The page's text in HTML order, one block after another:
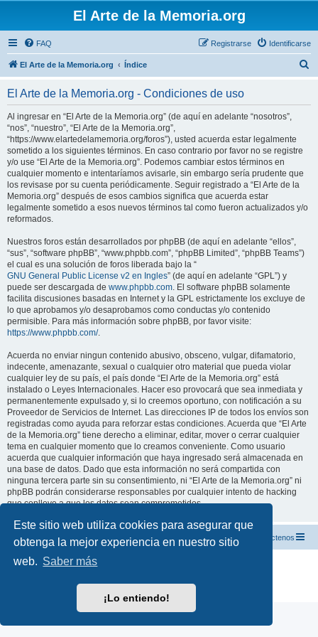
Este sitio web utiliza cookies para asegurar que
obtenga la mejor experiencia en nuestro sitio
web. Saber más
¡Lo entiendo!
El Arte de la Memoria.org
FAQ Identificarse
Registrarse
El Arte de la Memoria.org Índice
El Arte de la Memoria.org - Condiciones de uso
Al ingresar en “El Arte de la Memoria.org” (de aquí en adelante “nosotros”,
“nos”, “nuestro”, “El Arte de la Memoria.org”,
“https://www.elartedelamemoria.org/foros”), usted acuerda estar legalmente
sometido a los siguientes términos. En caso contrario por favor no se registre
y/o use “El Arte de la Memoria.org”. Podemos cambiar estos términos en
cualquier momento e intentaríamos avisarle, sin embargo sería prudente que
los revisase por su cuenta periódicamente. Seguir registrado a “El Arte de la
Memoria.org” después de esos cambios significa que acuerda estar
legalmente sometido a esos nuevos términos tal como fueron actualizados y/o
reformados.
Nuestros foros están desarrollados por phpBB (de aquí en adelante “ellos”,
“sus”, “software phpBB”, “www.phpbb.com”, “phpBB Limited”, “phpBB Teams”)
el cual es una solución de foros liberada bajo la “
GNU General Public License v2 en Ingles” (de aquí en adelante “GPL”) y
puede ser descargada de www.phpbb.com. El software phpBB solamente
facilita discusiones basadas en Internet y la GPL estrictamente los excluye de
lo que aprobamos y/o desaprobamos como conductas y/o contenido
permisible. Para más información sobre phpBB, por favor visite:
https://www.phpbb.com/.
Acuerda no enviar ningun contenido abusivo, obsceno, vulgar, difamatorio,
indecente, amenazante, sexual o cualquier otro material que pueda violar
cualquier ley de su país, el país donde “El Arte de la Memoria.org” está
instalado o Leyes Internacionales. Hacer eso provocará que sea inmediata y
permanentemente expulsado y, si lo creemos oportuno, con notificación a su
Proveedor de Servicios de Internet. Las direcciones IP de todos los envíos son
registradas como ayuda para reforzar estas condiciones. Acuerda que “El Arte
de la Memoria.org” tiene derecho a eliminar, editar, mover o cerrar cualquier
tema en cualquier momento que lo creamos conveniente. Como usuario
acuerda que cualquier información que haya ingresado será almacenada en
una base de datos. Dado que esta información no será compartida con
ninguna tercera parte sin su consentimiento, ni “El Arte de la Memoria.org” ni
phpBB podrán considerarse responsables por cualquier intento de hacking
que conlleve a que los datos sean comprometidos.
El Arte de la Memoria.org Índice Contáctenos
Desarrollado por
Condiciones